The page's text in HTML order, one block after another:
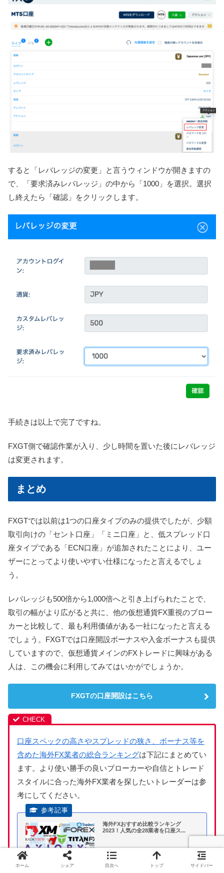
すると「レバレッジの変更」と言うウィンドウが開きますの
で、「要求済みレバレッジ」の中から「1000」を選択。選択
し終えたら「確認」をクリックします。
手続きは以上で完了ですね。
FXGT側で確認作業が入り、少し時間を置いた後にレバレッジ
は変更されます。
まとめ
FXGTでは以前は1つの口座タイプのみの提供でしたが、少額
取引向けの「セント口座」「ミニ口座」と、低スプレッド口
座タイプである「ECN口座」が追加されたことにより、ユー
ザーにとってより使いやすい仕様になったと言えるでしょ
う。
レバレッジも500倍から1,000倍へと引き上げられたことで、
取引の幅がより広がると共に、他の仮想通貨FX重視のブロー
カーと比較して、最も利用価値がある一社になったと言える
でしょう。FXGTでは口座開設ボーナスや入金ボーナスも提供
していますので、仮想通貨メインのFXトレードに興味がある
人は、この機会に利用してみてはいかがでしょうか。
FXGTの口座開設はこちら
口座スペックの高さやスプレッドの狭さ、ボーナス等を
含めた海外FX業者の総合ランキングは下記にまとめてい
ます。より使い勝手の良いブローカーや自信とトレード
スタイルに合った海外FX業者を探したいトレーダーは参
考にしてください。
海外FXおすすめ比較ランキング
2023！人気の全28業者を口座ス...
ホーム シェア 目次へ トップ サイドバー